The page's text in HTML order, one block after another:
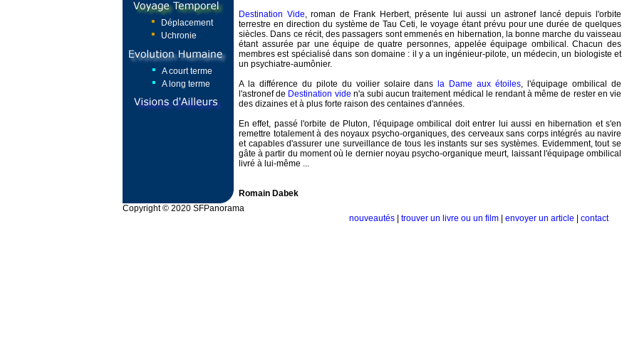
Déplacement
Uchronie
A court terme
A long terme
Destination Vide, roman de Frank Herbert, présente lui aussi un astronef lancé depuis l'orbite
terrestre en direction du système de Tau Ceti, le voyage étant prévu pour une durée de quelques
siècles. Dans ce récit, des passagers sont emmenés en hibernation, la bonne marche du vaisseau
étant assurée par une équipe de quatre personnes, appelée équipage ombilical. Chacun des
membres est spécialisé dans son domaine : il y a un ingénieur-pilote, un médecin, un biologiste et
un psychiatre-aumônier.
A la différence du pilote du voilier solaire dans
la Dame aux étoiles, l'équipage ombilical de
l'astronef de Destination vide n'a subi aucun traitement médical le rendant à même de rester en vie
des dizaines et à plus forte raison des centaines d'années.
En effet, passé l'orbite de Pluton, l'équipage ombilical doit entrer lui aussi en hibernation et s'en
remettre totalement à des noyaux psycho-organiques, des cerveaux sans corps intégrés au navire
et capables d'assurer une surveillance de tous les instants sur ses systèmes. Evidemment, tout se
gâte à partir du moment où le dernier noyau psycho-organique meurt, laissant l'équipage ombilical
livré à lui-même ...
Romain Dabek
Copyright © 2020 SFPanorama
nouveautés
trouver un livre ou un film envoyer un article contact